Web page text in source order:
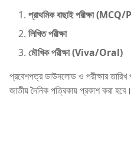
প্রাথমিক বাছাই পরীক্ষা
লিখিত পরীক্ষা
মৌখিক পরীক্ষা (Viva/Oral)
প্রবেশপত্র ডাউনলোড ও পরীক্ষার তারিখ
জাতীয় দৈনিক পত্রিকায় প্রকাশ করা হবে।